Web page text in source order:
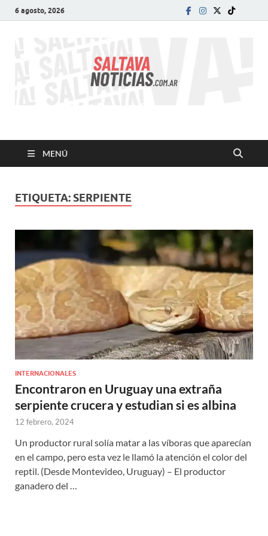
6 agosto, 2026
SALTA VA!
MENÚ
ETIQUETA: SERPIENTE
INTERNACIONALES
Encontraron en Uruguay una extraña
serpiente crucera y estudian si es albina
12 febrero, 2024
Un productor rural solía matar a las víboras que aparecían
en el campo, pero esta vez le llamó la atención el color del
reptil. (Desde Montevideo, Uruguay) – El productor
ganadero del …